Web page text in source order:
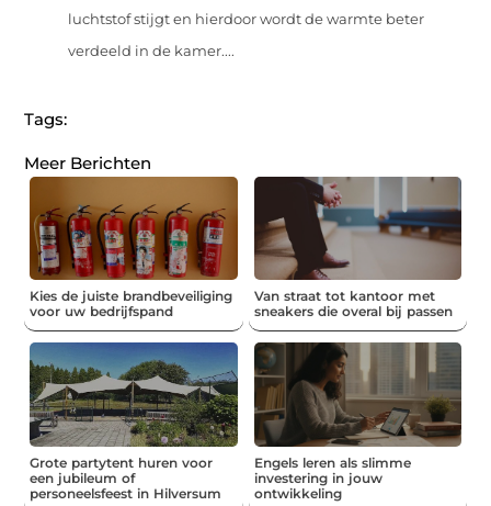
luchtstof stijgt en hierdoor wordt de warmte beter
verdeeld in de kamer....
Tags:
Meer Berichten
Kies de juiste brandbeveiliging
voor uw bedrijfspand
Van straat tot kantoor met
sneakers die overal bij passen
Grote partytent huren voor
een jubileum of
personeelsfeest in Hilversum
Engels leren als slimme
investering in jouw
ontwikkeling